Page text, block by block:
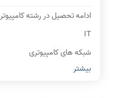
ادامه تحصیل در رشته کامپیوتر
IT
شبکه های کامپیوتری
مشاغل رشته کامپیوتر
بیشتر